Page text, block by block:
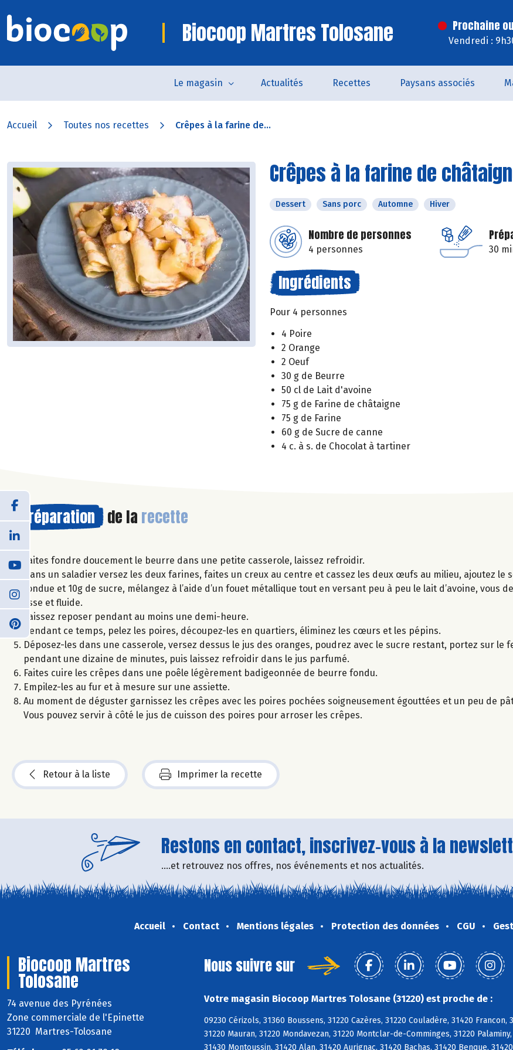
Biocoop Martres Tolosane Prochaine
Vendredi :
Le magasin Actualités Recettes Paysans associés
Accueil Toutes nos recettes Crêpes à la farine de...
Crêpes à la farine de
Dessert Sans porc Automne Hiver
Nombre de personnes
4 personnes 30
Ingrédients
Pour 4 personnes
4 Poire
2 Orange
2 Oeuf
30 g de Beurre
50 cl de Lait d'avoine
75 g de Farine de châtaigne
75 g de Farine
60 g de Sucre de canne
4 c. à s. de Chocolat à tartiner
Préparation de la recette
Faites fondre doucement le beurre dans une petite casserole, laissez refroidir.
Dans un saladier versez les deux farines, faites un creux au centre et cassez les deux œufs au milieu, ajoutez le
fondue et 10g de sucre, mélangez à l’aide d’un fouet métallique tout en versant peu à peu le lait d’avoine, vous
lisse et fluide.
Laissez reposer pendant au moins une demi-heure.
Pendant ce temps, pelez les poires, découpez-les en quartiers, éliminez les cœurs et les pépins.
Déposez-les dans une casserole, versez dessus le jus des oranges, poudrez avec le sucre restant, portez sur le
pendant une dizaine de minutes, puis laissez refroidir dans le jus parfumé.
Faites cuire les crêpes dans une poêle légèrement badigeonnée de beurre fondu.
Empilez-les au fur et à mesure sur une assiette.
Au moment de déguster garnissez les crêpes avec les poires pochées soigneusement égouttées et un peu de
Vous pouvez servir à côté le jus de cuisson des poires pour arroser les crêpes.
Retour à la liste Imprimer la recette
Restons en contact, inscrivez-vous à la
....et retrouvez nos offres, nos événements et nos actualités.
Accueil Contact Mentions légales Protection des données CGU
Biocoop Martres
Tolosane
74 avenue des Pyrénées
Zone commerciale de l'Epinette
31220 Martres-Tolosane
Nous suivre sur
Votre magasin Biocoop Martres Tolosane (31220) est proche de :
09230 Cérizols, 31360 Boussens, 31220 Cazères, 31220 Couladère, 31420
31220 Mauran, 31220 Mondavezan, 31220 Montclar-de-Comminges, 31220
31430 Montoussin, 31420 Alan, 31420 Aurignac, 31420 Bachas, 31420 Benque,